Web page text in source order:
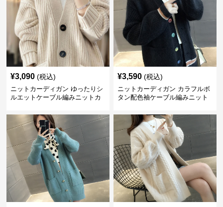
¥3,090 (税込)
ニットカーディガン ゆったりシ
ルエットケーブル編みニットカ
¥3,590 (税込)
ニットカーディガン カラフルボ
タン配色袖ケーブル編みニット